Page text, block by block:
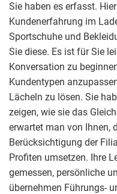
Sie haben es erfasst.
Kundenerfahrung im
Sportschuhe und
Sie diese. Es ist für Sie
Konversation zu
Kundentypen
Lächeln zu lösen. Sie
zeigen, wie sie das
erwartet man von Ihnen,
Berücksichtigung der
Profiten umsetzen. Ihre
gemessen, persönliche
übernehmen Führungs-